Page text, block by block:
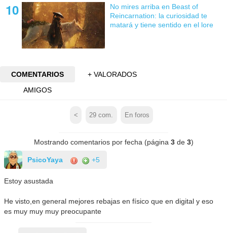
No mires arriba en Beast of
Reincarnation: la curiosidad te
matará y tiene sentido en el lore
COMENTARIOS
+ VALORADOS
AMIGOS
< 29 com. En foros
Mostrando comentarios por fecha (página 3de 3)
PsicoYaya +5
Estoy asustada
He visto,en general mejores rebajas en físico que en digital y eso
es muy muy muy preocupante